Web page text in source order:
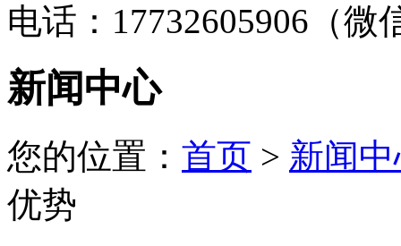
电话：17732605906（微
新闻中心
您的位置： 首页 > 新闻
优势